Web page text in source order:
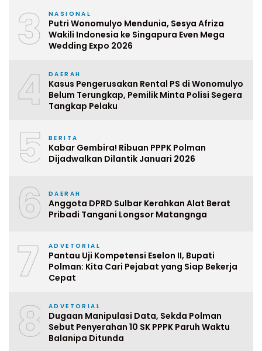
3 NASIONAL
Putri Wonomulyo Mendunia, Sesya Afriza
Wakili Indonesia ke Singapura Even Mega
Wedding Expo 2026
4 DAERAH
Kasus Pengerusakan Rental PS di Wonomulyo
Belum Terungkap, Pemilik Minta Polisi Segera
Tangkap Pelaku
5 BERITA
Kabar Gembira! Ribuan PPPK Polman
Dijadwalkan Dilantik Januari 2026
6 DAERAH
Anggota DPRD Sulbar Kerahkan Alat Berat
Pribadi Tangani Longsor Matangnga
7 ADVETORIAL
Pantau Uji Kompetensi Eselon II, Bupati
Polman: Kita Cari Pejabat yang Siap Bekerja
Cepat
8 ADVETORIAL
Dugaan Manipulasi Data, Sekda Polman
Sebut Penyerahan 10 SK PPPK Paruh Waktu
Balanipa Ditunda